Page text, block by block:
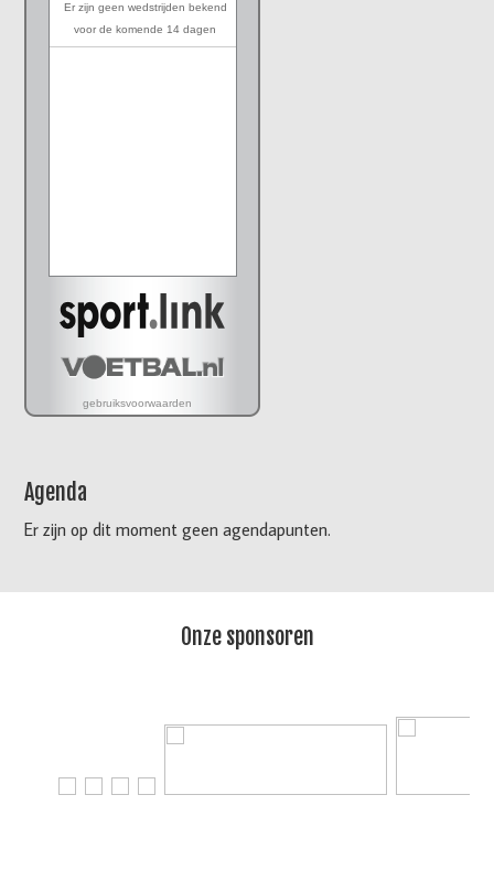
Agenda
Er zijn op dit moment geen agendapunten.
Onze sponsoren